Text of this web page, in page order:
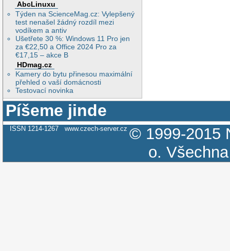
AbcLinuxu
Týden na ScienceMag.cz: Vylepšený
test nenašel žádný rozdíl mezi
vodíkem a antiv
Ušetřete 30 %: Windows 11 Pro jen
za €22,50 a Office 2024 Pro za
€17,15 – akce B
HDmag.cz
Kamery do bytu přinesou maximální
přehled o vaší domácnosti
Testovací novinka
Píšeme jinde
ISSN 1214-1267 www.czech-server.cz © 1999-2015
o.